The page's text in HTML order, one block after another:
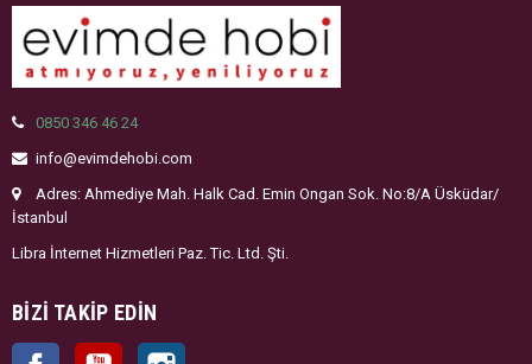
0850 346 46 24
info@evimdehobi.com
Adres: Ahmediye Mah. Halk Cad. Emin Ongan Sok. No:8/A Üsküdar/
İstanbul
Libra İnternet Hizmetleri Paz. Tic. Ltd. Şti.
BIZI TAKIP EDIN
Facebook YouTube